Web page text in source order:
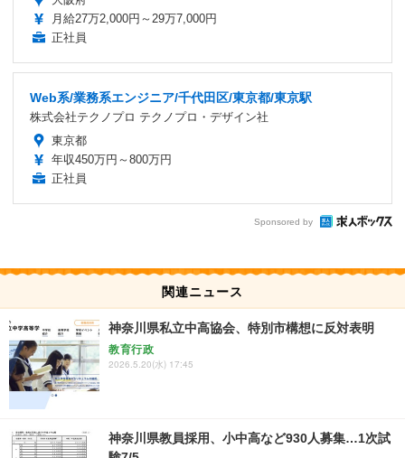
月給27万2,000円～29万7,000円
正社員
Web系/業務系エンジニア/千代田区/東京都/東京駅
株式会社テクノプロ テクノプロ・デザイン社
東京都
年収450万円～800万円
正社員
Sponsored by
関連ニュース
神奈川県私立中高協会、特別市構想に反対表明
教育行政
2026.5.20(水) 17:45
神奈川県教員採用、小中高など930人募集…1次試